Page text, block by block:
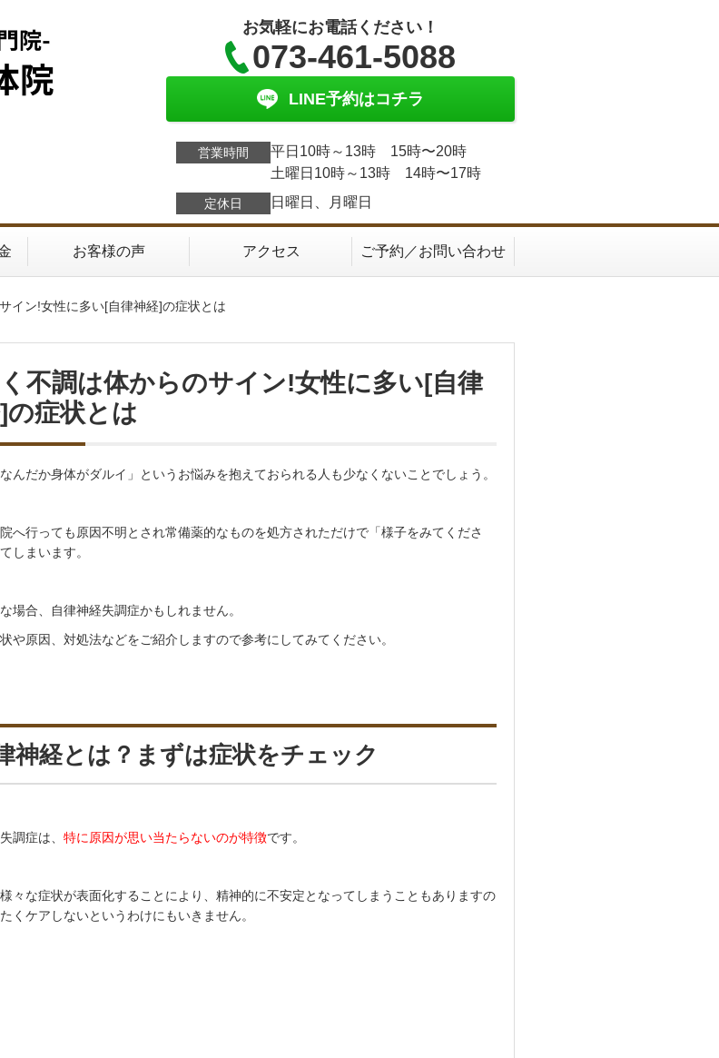
お気軽にお電話ください！
073-461-5088
LINE予約はコチラ
営業時間
平日10時～13時 15時〜20時
土曜日10時～13時 14時〜17時
定休日 日曜日、月曜日
お客様の声 アクセス ご予約／お問い合わせ
イン!女性に多い[自律神経]の症状とは
不調は体からのサイン!女性に多い[自律
の症状とは
なんだか身体がダルイ」というお悩みを抱えておられる人も少なくないことでしょう。
へ行っても原因不明とされ常備薬的なものを処方されただけで「様子をみてくださ
しまいます。
場合、自律神経失調症かもしれません。
や原因、対処法などをご紹介しますので参考にしてみてください。
神経とは？まずは症状をチェック
調症は、 特に原因が思い当たらないのが特徴です。
々な症状が表面化することにより、精神的に不安定となってしまうこともありますの
くケアしないというわけにもいきません。